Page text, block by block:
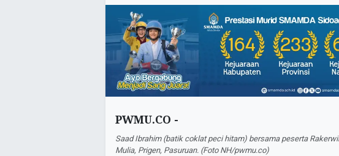
PWMU.CO -
Saad Ibrahim (batik coklat peci hitam) bersama peserta
Mulia, Prigen, Pasuruan. (Foto NH/pwmu.co)